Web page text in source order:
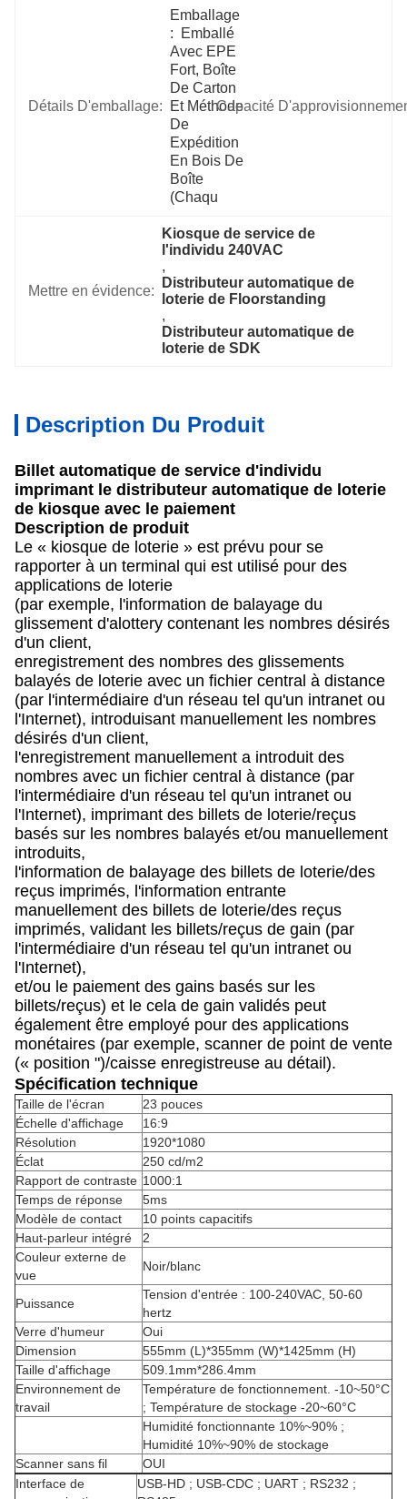
Détails D'emballage:
Emballage
:  Emballé
Avec EPE
Fort, Boîte
De Carton
Et Méthode
De
Expédition
En Bois De
Boîte
(chaqu
Capacité
Mettre en évidence:
Kiosque de service de
l'individu 240VAC
,
Distributeur automatique de
loterie de Floorstanding
,
Distributeur automatique de
loterie de SDK
Description Du Produit
Billet automatique de service d'individu
imprimant le distributeur automatique de loterie
de kiosque avec le paiement
Description de produit
Le « kiosque de loterie » est prévu pour se
rapporter à un terminal qui est utilisé pour des
applications de loterie
(par exemple, l'information de balayage du
glissement d'alottery contenant les nombres désirés
d'un client,
enregistrement des nombres des glissements
balayés de loterie avec un fichier central à distance
(par l'intermédiaire d'un réseau tel qu'un intranet ou
l'Internet), introduisant manuellement les nombres
désirés d'un client,
l'enregistrement manuellement a introduit des
nombres avec un fichier central à distance (par
l'intermédiaire d'un réseau tel qu'un intranet ou
l'Internet), imprimant des billets de loterie/reçus
basés sur les nombres balayés et/ou manuellement
introduits,
l'information de balayage des billets de loterie/des
reçus imprimés, l'information entrante
manuellement des billets de loterie/des reçus
imprimés, validant les billets/reçus de gain (par
l'intermédiaire d'un réseau tel qu'un intranet ou
l'Internet),
et/ou le paiement des gains basés sur les
billets/reçus) et le cela de gain validés peut
également être employé pour des applications
monétaires (par exemple, scanner de point de vente
(« position ")/caisse enregistreuse au détail).
Spécification technique
Taille de l'écran
23 pouces
Échelle d'affichage
16:9
Résolution
1920*1080
Éclat
250 cd/m2
Rapport de contraste 1000:1
Temps de réponse
5ms
Modèle de contact
10 points capacitifs
Haut-parleur intégré
2
Couleur externe de
vue
Noir/blanc
Puissance
Tension d'entrée : 100-240VAC, 50-60
hertz
Verre d'humeur
Oui
Dimension
555mm (L)*355mm (W)*1425mm (H)
Taille d'affichage
509.1mm*286.4mm
Environnement de
travail
Température de fonctionnement. -10~50°C
; Température de stockage -20~60°C
Humidité fonctionnante 10%~90% ;
Humidité 10%~90% de stockage
Scanner sans fil
OUI
Interface de
USB-HD ; USB-CDC ; UART ; RS232 ;